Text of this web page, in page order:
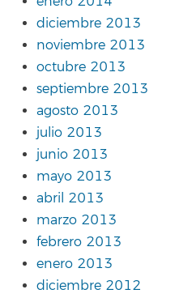
diciembre 2013
noviembre 2013
octubre 2013
septiembre 2013
agosto 2013
julio 2013
junio 2013
mayo 2013
abril 2013
marzo 2013
febrero 2013
enero 2013
diciembre 2012